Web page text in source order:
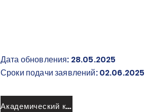
Дата обновления: 28.05.2025
Сроки подачи заявлений:
Академический календарь